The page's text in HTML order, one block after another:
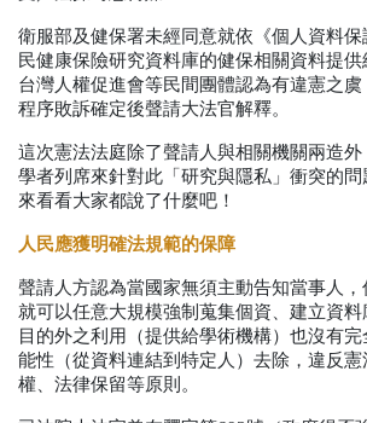
衛服部及健保署未經同意就依《個人資料
民健康保險研究資料庫的健保相關資料提供
台灣人權促進會等民間團體認為有違憲之
程序敗訴確定後聲請大法官解釋。
這次憲法法庭除了聲請人與相關機關兩造
學者列席來針對此「研究與隱私」衝突的
來看看大家都說了什麼吧！
人民應獲明確法規範的保障
聲請人方認為當國家無須主動告知當事人
就可以任意大規模強制蒐集個資、建立資
目的外之利用（提供給學術機構）也沒有
能性（從資料連結到特定人）去除，違反
權、法律保留等原則。